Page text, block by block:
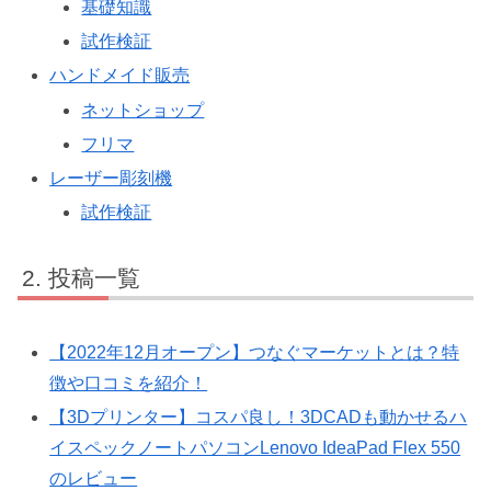
基礎知識
試作検証
ハンドメイド販売
ネットショップ
フリマ
レーザー彫刻機
試作検証
投稿一覧
【2022年12月オープン】つなぐマーケットとは？特
徴や口コミを紹介！
【3Dプリンター】コスパ良し！3DCADも動かせるハ
イスペックノートパソコンLenovo IdeaPad Flex 550
のレビュー